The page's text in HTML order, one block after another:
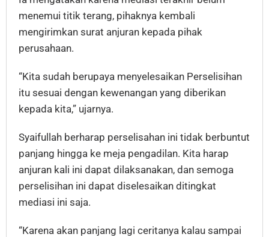
menemui titik terang, pihaknya kembali
mengirimkan surat anjuran kepada pihak
perusahaan.
“Kita sudah berupaya menyelesaikan Perselisihan
itu sesuai dengan kewenangan yang diberikan
kepada kita,” ujarnya.
Syaifullah berharap perselisahan ini tidak berbuntut
panjang hingga ke meja pengadilan. Kita harap
anjuran kali ini dapat dilaksanakan, dan semoga
perselisihan ini dapat diselesaikan ditingkat
mediasi ini saja.
“Karena akan panjang lagi ceritanya kalau sampai